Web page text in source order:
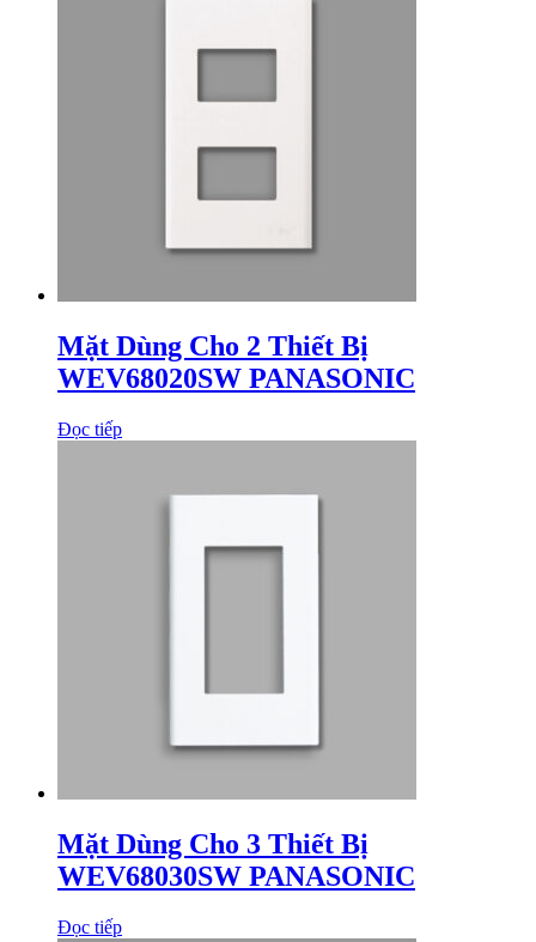
Mặt Dùng Cho 2 Thiết Bị
WEV68020SW PANASONIC
Đọc tiếp
Mặt Dùng Cho 3 Thiết Bị
WEV68030SW PANASONIC
Đọc tiếp